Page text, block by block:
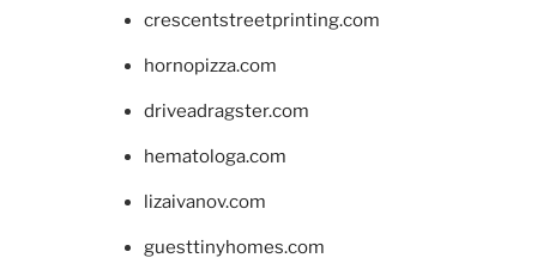
crescentstreetprinting.com
hornopizza.com
driveadragster.com
hematologa.com
lizaivanov.com
guesttinyhomes.com